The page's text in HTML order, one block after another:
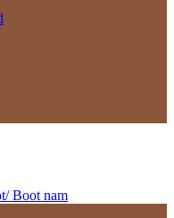
Boot nam